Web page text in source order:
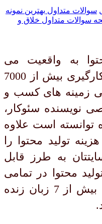
سوالات متداول بهترین نمونه
سوالات متداول خلاق و
به واقعیت می
رسانیم. رایا مارکتینگ با بکارگیری بیش از 7000
زمینه های کسب و
نویسنده سئوکار،
توانسته است علاوه
تولید محتوا را
به طرز قابل
محتوا در تمامی
زمینه های کسب و کار به بیش از 7 زبان زنده